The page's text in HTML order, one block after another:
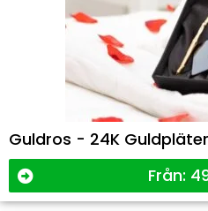
Guldros - 24K
Från: